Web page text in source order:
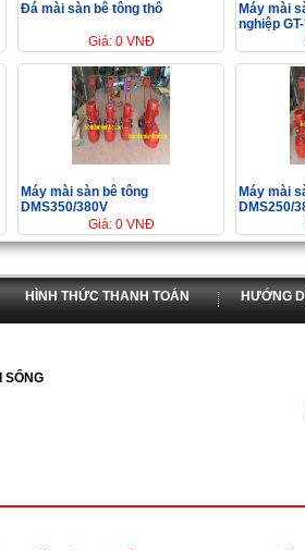
Đá mài sàn bê tông thô
Giá: 0 VNĐ
Máy mài
nghiệp
Máy mài sàn bê tông
DMS350/380V
Giá: 0 VNĐ
Máy mài
DMS250/
HÌNH THỨC THANH TOÁN HƯỚNG
SỐNG